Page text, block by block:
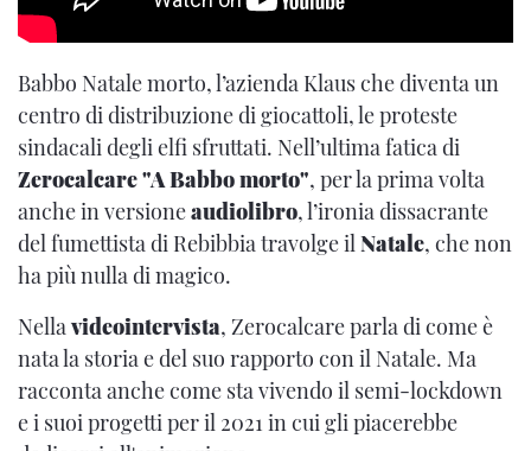
Babbo Natale morto, l’azienda Klaus che diventa un
centro di distribuzione di giocattoli, le proteste
sindacali degli elfi sfruttati. Nell’ultima fatica di
Zerocalcare"A Babbo morto", per la prima volta
anche in versioneaudiolibro, l’ironia dissacrante
del fumettista di Rebibbia travolge ilNatale, che non
ha più nulla di magico.
Nellavideointervista, Zerocalcare parla di come è
nata la storia e del suo rapporto con il Natale. Ma
racconta anche come sta vivendo il semi-lockdown
e i suoi progetti per il 2021 in cui gli piacerebbe